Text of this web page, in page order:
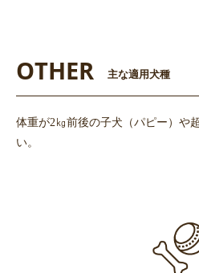
OTHER 主な適用犬種
体重が2㎏前後の子犬（パピー）や
い。